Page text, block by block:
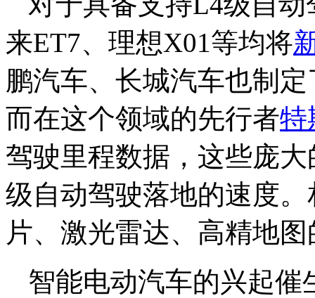
来ET7、理想X01等均将
鹏汽车、长城汽车也制
而在这个领域的先行者特
驾驶里程数据，这些庞
级自动驾驶落地的速度
片、激光雷达、高精地
智能电动汽车的兴起催